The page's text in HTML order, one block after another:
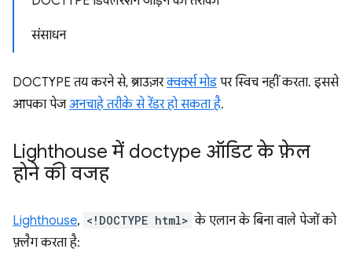
संसाधन
DOCTYPE तय करने से, ब्राउज़रक्वर्क्स मोड पर स्विच नहीं करता. इससे
आपका पेजअनचाहे तरीके से रेंडर हो सकता है.
Lighthouse में doctype ऑडिट के फ़ेल
होने की वजह
Lighthouse, <!DOCTYPE html> के एलान के बिना वाले पेजों को
फ़्लैग करता है: